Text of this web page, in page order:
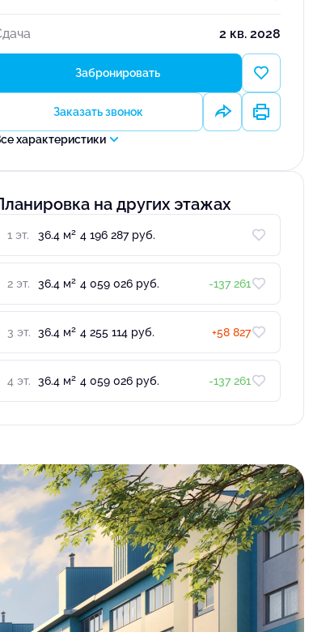
2 кв. 2028
Забронировать
Заказать звонок
характеристики
на других этажах
1 эт. 36.4 м2 4 196 287 руб.
2 эт. 36.4 м2 4 059 026 руб. -137 261
3 эт. 36.4 м2 4 255 114 руб. +58 827
4 эт. 36.4 м2 4 059 026 руб. -137 261